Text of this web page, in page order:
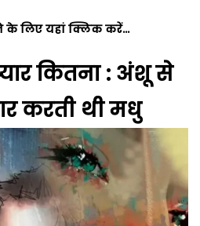
के लिए यहां क्लिक करें…
कितना : अंशू से
करती थी मधु